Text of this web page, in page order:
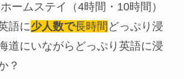
ームステイ（4時間・10時間）
語に少人数で長時間 どっぷり浸
にいながらどっぷり英語に浸
？